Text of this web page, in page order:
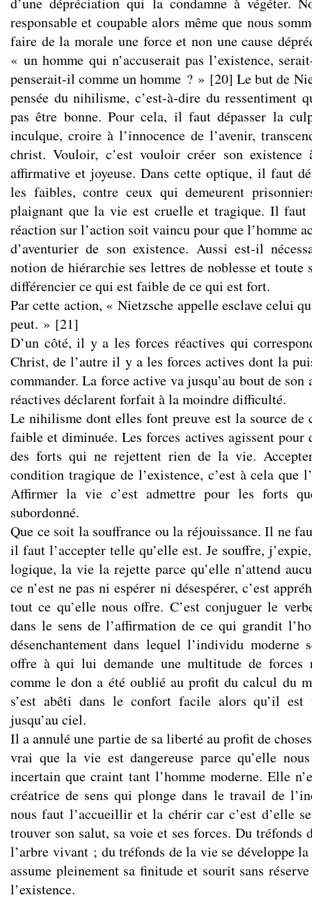
responsable et coupable alors même que nous
faire de la morale une force et non une cause
« un homme qui n’accuserait pas l’existence,
penserait-il comme un homme ? » [20] Le but de
pensée du nihilisme, c’est-à-dire du ressentiment
pas être bonne. Pour cela, il faut dépasser la
inculque, croire à l’innocence de l’avenir,
christ. Vouloir, c’est vouloir créer son existence
affirmative et joyeuse. Dans cette optique, il faut
les faibles, contre ceux qui demeurent
plaignant que la vie est cruelle et tragique. Il
réaction sur l’action soit vaincu pour que l’homme
d’aventurier de son existence. Aussi est-il
notion de hiérarchie ses lettres de noblesse et toute
différencier ce qui est faible de ce qui est fort.
Par cette action, « Nietzsche appelle esclave celui
peut. » [21]
D’un côté, il y a les forces réactives qui
Christ, de l’autre il y a les forces actives dont la
commander. La force active va jusqu’au bout de
réactives déclarent forfait à la moindre difficulté.
Le nihilisme dont elles font preuve est la source de
faible et diminuée. Les forces actives agissent pour
des forts qui ne rejettent rien de la vie.
condition tragique de l’existence, c’est à cela que
Affirmer la vie c’est admettre pour les forts
subordonné.
Que ce soit la souffrance ou la réjouissance. Il ne
il faut l’accepter telle qu’elle est. Je souffre,
logique, la vie la rejette parce qu’elle n’attend
ce n’est ne pas ni espérer ni désespérer, c’est
tout ce qu’elle nous offre. C’est conjuguer le
dans le sens de l’affirmation de ce qui grandit
désenchantement dans lequel l’individu
offre à qui lui demande une multitude de forces
comme le don a été oublié au profit du calcul du
s’est abêti dans le confort facile alors qu’il est
jusqu’au ciel.
Il a annulé une partie de sa liberté au profit de
vrai que la vie est dangereuse parce qu’elle
incertain que craint tant l’homme moderne. Elle
créatrice de sens qui plonge dans le travail de
nous faut l’accueillir et la chérir car c’est d’elle
trouver son salut, sa voie et ses forces. Du tréfonds
l’arbre vivant ; du tréfonds de la vie se développe
assume pleinement sa finitude et sourit sans
l’existence.